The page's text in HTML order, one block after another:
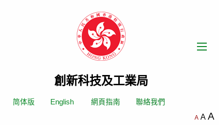
創新科技及工業局
简体版 English 網頁指南 聯絡我們
A A A